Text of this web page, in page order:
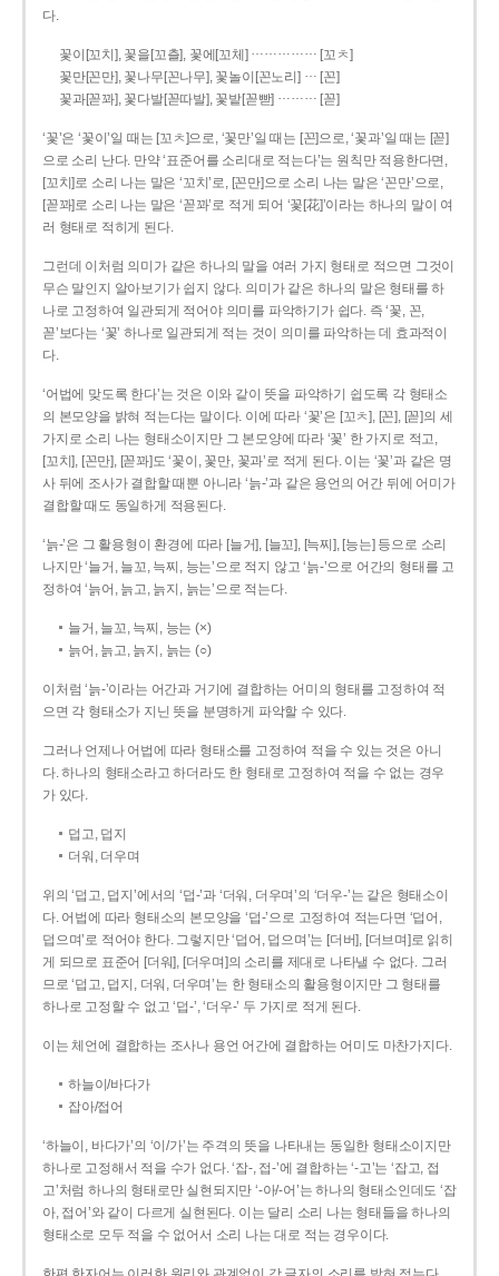
다.
꽃이[꼬치], 꽃을[꼬츨], 꽃에[꼬체] …………… [꼬ㅊ]
꽃만[꼰만], 꽃나무[꼰나무], 꽃놀이[꼰노리] … [꼰]
꽃과[꼳꽈], 꽃다발[꼳따발], 꽃밭[꼳빧] ……… [꼳]
‘꽃’은 ‘꽃이’일 때는 [꼬ㅊ]으로, ‘꽃만’일 때는 [꼰]으로, ‘꽃과’일 때는 [꼳]
으로 소리 난다. 만약 ‘표준어를 소리대로 적는다’는 원칙만 적용한다면,
[꼬치]로 소리 나는 말은 ‘꼬치’로, [꼰만]으로 소리 나는 말은 ‘꼰만’으로,
[꼳꽈]로 소리 나는 말은 ‘꼳꽈’로 적게 되어 ‘꽃[花]’이라는 하나의 말이 여
러 형태로 적히게 된다.
그런데 이처럼 의미가 같은 하나의 말을 여러 가지 형태로 적으면 그것이
무슨 말인지 알아보기가 쉽지 않다. 의미가 같은 하나의 말은 형태를 하
나로 고정하여 일관되게 적어야 의미를 파악하기가 쉽다. 즉 ‘꽃, 꼰,
꼳’보다는 ‘꽃’ 하나로 일관되게 적는 것이 의미를 파악하는 데 효과적이
다.
‘어법에 맞도록 한다’는 것은 이와 같이 뜻을 파악하기 쉽도록 각 형태소
의 본모양을 밝혀 적는다는 말이다. 이에 따라 ‘꽃’은 [꼬ㅊ], [꼰], [꼳]의 세
가지로 소리 나는 형태소이지만 그 본모양에 따라 ‘꽃’ 한 가지로 적고,
[꼬치], [꼰만], [꼳꽈]도 ‘꽃이, 꽃만, 꽃과’로 적게 된다. 이는 ‘꽃’과 같은 명
사 뒤에 조사가 결합할 때뿐 아니라 ‘늙-’과 같은 용언의 어간 뒤에 어미가
결합할 때도 동일하게 적용된다.
‘늙-’은 그 활용형이 환경에 따라 [늘거], [늘꼬], [늑찌], [능는] 등으로 소리
나지만 ‘늘거, 늘꼬, 늑찌, 능는’으로 적지 않고 ‘늙-’으로 어간의 형태를 고
정하여 ‘늙어, 늙고, 늙지, 늙는’으로 적는다.
늘거, 늘꼬, 늑찌, 능는 (×)
늙어, 늙고, 늙지, 늙는 (○)
이처럼 ‘늙-­’이라는 어간과 거기에 결합하는 어미의 형태를 고정하여 적
으면 각 형태소가 지닌 뜻을 분명하게 파악할 수 있다.
그러나 언제나 어법에 따라 형태소를 고정하여 적을 수 있는 것은 아니
다. 하나의 형태소라고 하더라도 한 형태로 고정하여 적을 수 없는 경우
가 있다.
덥고, 덥지
더워, 더우며
위의 ‘덥고, 덥지’에서의 ‘덥-­’과 ‘더워, 더우며’의 ‘더우-­’는 같은 형태소이
다. 어법에 따라 형태소의 본모양을 ‘덥-­’으로 고정하여 적는다면 ‘덥어,
덥으며’로 적어야 한다. 그렇지만 ‘덥어, 덥으며’는 [더버], [더브며]로 읽히
게 되므로 표준어 [더워], [더우며]의 소리를 제대로 나타낼 수 없다. 그러
므로 ‘덥고, 덥지, 더워, 더우며’는 한 형태소의 활용형이지만 그 형태를
하나로 고정할 수 없고 ‘덥-’, ‘더우-’ 두 가지로 적게 된다.
이는 체언에 결합하는 조사나 용언 어간에 결합하는 어미도 마찬가지다.
하늘이/바다가
잡아/접어
‘하늘이, 바다가’의 ‘이/가’는 주격의 뜻을 나타내는 동일한 형태소이지만
하나로 고정해서 적을 수가 없다. ‘잡-, 접-’에 결합하는 ‘-고’는 ‘잡고, 접
고’처럼 하나의 형태로만 실현되지만 ‘-아/-어’는 하나의 형태소인데도 ‘잡
아, 접어’와 같이 다르게 실현된다. 이는 달리 소리 나는 형태들을 하나의
형태소로 모두 적을 수 없어서 소리 나는 대로 적는 경우이다.